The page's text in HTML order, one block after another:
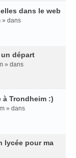
dans le web
» dans
départ
» dans
à Trondheim :)
» dans
lycée pour ma